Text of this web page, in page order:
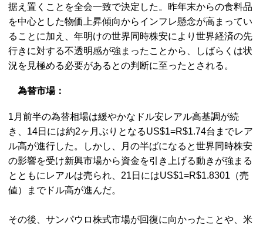
据え置くことを全会一致で決定した。昨年末からの食料品
を中心とした物価上昇傾向からインフレ懸念が高まってい
ることに加え、年明けの世界同時株安により世界経済の先
行きに対する不透明感が強まったことから、しばらくは状
況を見極める必要があるとの判断に至ったとされる。
為替市場：
1月前半の為替相場は緩やかなドル安レアル高基調が続
き、14日には約2ヶ月ぶりとなるUS$1=R$1.74台までレア
ル高が進行した。しかし、月の半ばになると世界同時株安
の影響を受け新興市場から資金を引き上げる動きが強まる
とともにレアルは売られ、21日にはUS$1=R$1.8301（売
値）までドル高が進んだ。
その後、サンパウロ株式市場が回復に向かったことや、米